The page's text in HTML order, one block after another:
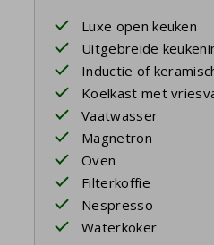
Luxe open keuken
Uitgebreide
Inductie of
Koelkast met
Vaatwasser
Magnetron
Oven
Filterkoffie
Nespresso
Waterkoker